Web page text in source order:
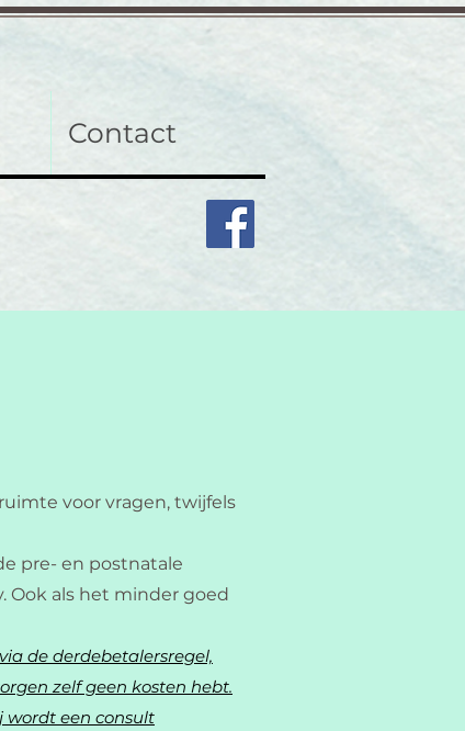
Contact
voor vragen, twijfels
pre- en postnatale
Ook als het minder goed
de derdebetalersregel,
zelf geen kosten hebt.
wordt een consult